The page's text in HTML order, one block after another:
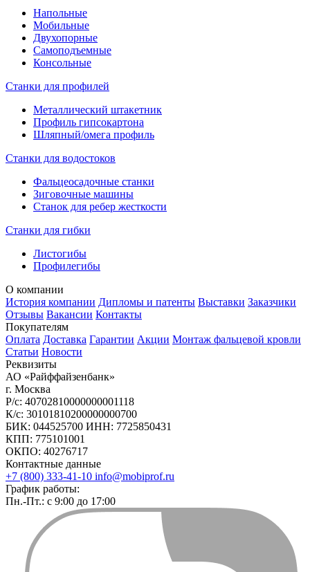
Напольные
Мобильные
Двухопорные
Самоподъемные
Консольные
Станки для профилей
Металлический штакетник
Профиль гипсокартона
Шляпный/омега профиль
Станки для водостоков
Фальцеосадочные станки
Зиговочные машины
Станок для ребер жесткости
Станки для гибки
Листогибы
Профилегибы
О компании
История компании Дипломы и патенты Выставки Заказчики
Отзывы Вакансии Контакты
Покупателям
Оплата Доставка Гарантии Акции Монтаж фальцевой кровли
Статьи Новости
Реквизиты
АО «Райффайзенбанк»
г. Москва
Р/с: 40702810000000001118
К/с: 30101810200000000700
БИК: 044525700 ИНН: 7725850431
КПП: 775101001
ОКПО: 40276717
Контактные данные
+7 (800) 333-41-10 info@mobiprof.ru
График работы:
Пн.-Пт.: с 9:00 до 17:00